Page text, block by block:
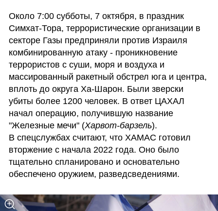
Около 7:00 субботы, 7 октября, в праздник
Симхат-Тора, террористические организации в
секторе Газы предприняли против Израиля
комбинированную атаку - проникновение
террористов с суши, моря и воздуха и
массированный ракетный обстрел юга и центра,
вплоть до округа Ха-Шарон. Были зверски
убиты более 1200 человек. В ответ ЦАХАЛ
начал операцию, получившую название
"Железные мечи" (Харвот-барзель).
В спецслужбах считают, что ХАМАС готовил
вторжение с начала 2022 года. Оно было
тщательно спланировано и основательно
обеспечено оружием, разведсведениями.